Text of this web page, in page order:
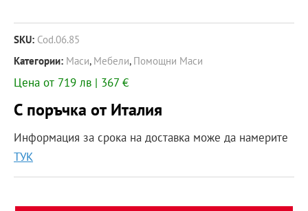
SKU: Cod.06.85
Категории: Маси, Мебели, Помощни Маси
Цена от 719 лв | 367 €
С поръчка от Италия
Информация за срока на доставка може да намерите
ТУК